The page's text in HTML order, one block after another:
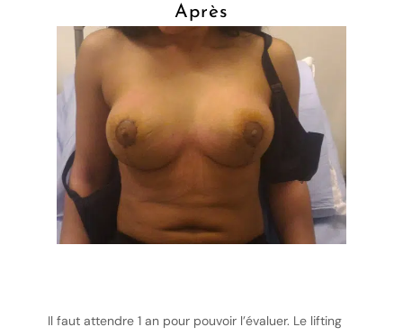
Après
Il faut attendre 1 an pour pouvoir l’évaluer. Le lifting